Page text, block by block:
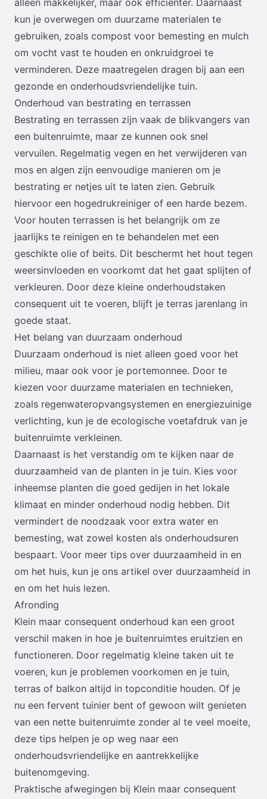
alleen makkelijker, maar ook efficiënter. Daarnaast
kun je overwegen om duurzame materialen te
gebruiken, zoals compost voor bemesting en mulch
om vocht vast te houden en onkruidgroei te
verminderen. Deze maatregelen dragen bij aan een
gezonde en onderhoudsvriendelijke tuin.
Onderhoud van bestrating en terrassen
Bestrating en terrassen zijn vaak de blikvangers van
een buitenruimte, maar ze kunnen ook snel
vervuilen. Regelmatig vegen en het verwijderen van
mos en algen zijn eenvoudige manieren om je
bestrating er netjes uit te laten zien. Gebruik
hiervoor een hogedrukreiniger of een harde bezem.
Voor houten terrassen is het belangrijk om ze
jaarlijks te reinigen en te behandelen met een
geschikte olie of beits. Dit beschermt het hout tegen
weersinvloeden en voorkomt dat het gaat splijten of
verkleuren. Door deze kleine onderhoudstaken
consequent uit te voeren, blijft je terras jarenlang in
goede staat.
Het belang van duurzaam onderhoud
Duurzaam onderhoud is niet alleen goed voor het
milieu, maar ook voor je portemonnee. Door te
kiezen voor duurzame materialen en technieken,
zoals regenwateropvangsystemen en energiezuinige
verlichting, kun je de ecologische voetafdruk van je
buitenruimte verkleinen.
Daarnaast is het verstandig om te kijken naar de
duurzaamheid van de planten in je tuin. Kies voor
inheemse planten die goed gedijen in het lokale
klimaat en minder onderhoud nodig hebben. Dit
vermindert de noodzaak voor extra water en
bemesting, wat zowel kosten als onderhoudsuren
bespaart. Voor meer tips over duurzaamheid in en
om het huis, kun je ons artikel over duurzaamheid in
en om het huis lezen.
Afronding
Klein maar consequent onderhoud kan een groot
verschil maken in hoe je buitenruimtes eruitzien en
functioneren. Door regelmatig kleine taken uit te
voeren, kun je problemen voorkomen en je tuin,
terras of balkon altijd in topconditie houden. Of je
nu een fervent tuinier bent of gewoon wilt genieten
van een nette buitenruimte zonder al te veel moeite,
deze tips helpen je op weg naar een
onderhoudsvriendelijke en aantrekkelijke
buitenomgeving.
Praktische afwegingen bij Klein maar consequent